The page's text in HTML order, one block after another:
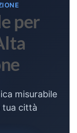
per
misurabile
tua città